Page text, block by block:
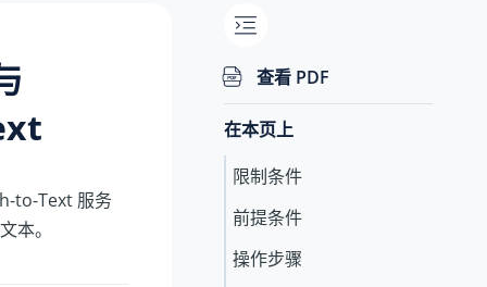
to-Text 服务
本。
查看 PDF
在本页上
限制条件
前提条件
操作步骤